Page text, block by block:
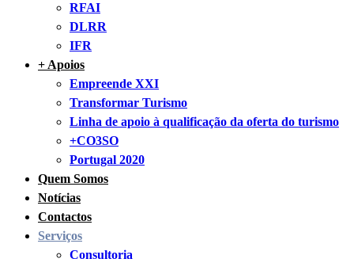
RFAI
DLRR
IFR
+ Apoios
Empreende XXI
Transformar Turismo
Linha de apoio à qualificação da oferta do turismo
+CO3SO
Portugal 2020
Quem Somos
Notícias
Contactos
Serviços
Consultoria